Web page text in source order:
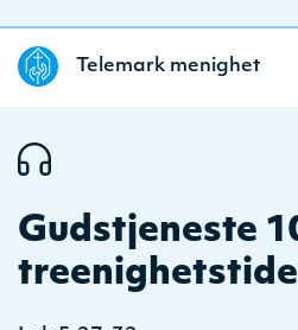
Telemark menighet
Gudstjeneste